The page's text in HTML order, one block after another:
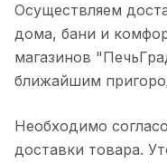
Осуществляем
дома, бани и
магазинов
ближайшим
Необходимо
доставки товара.